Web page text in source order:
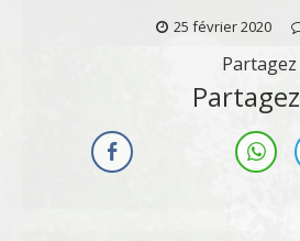
25 février 2020
Partagez
Partagez